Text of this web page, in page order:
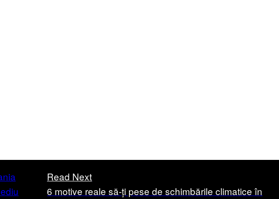
Read Next
6 motive reale să-ți pese de schimbările climatice în